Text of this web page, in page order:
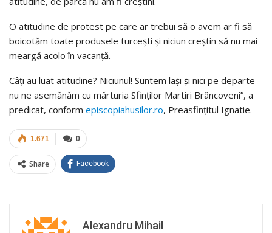
O atitudine de protest pe care ar trebui să o avem ar fi să
boicotăm toate produsele turceşti şi niciun creştin să nu mai
meargă acolo în vacanţă.
Câţi au luat atitudine? Niciunul! Suntem laşi şi nici pe departe
nu ne asemănăm cu mărturia Sfinţilor Martiri Brâncoveni”, a
predicat, conform episcopiahusilor.ro, Preasfințitul Ignatie.
0
1.671
Share Facebook
Alexandru Mihail